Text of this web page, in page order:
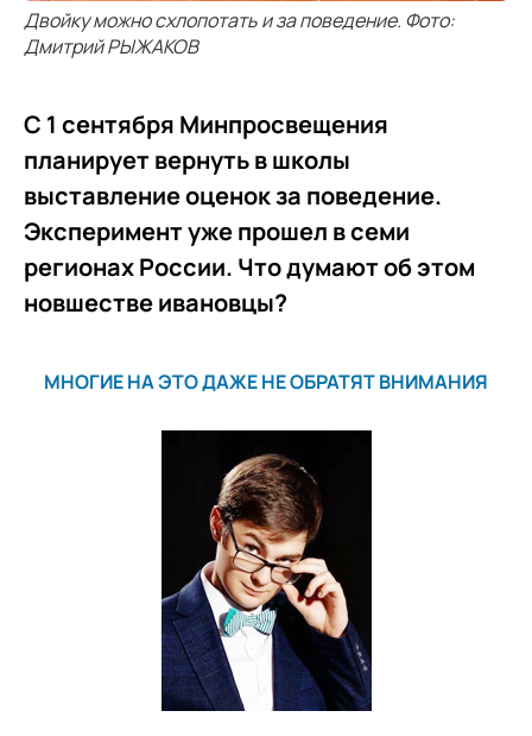
Двойку можно схлопотать и за поведение. Фото:
Дмитрий РЫЖАКОВ
С 1 сентября Минпросвещения
планирует вернуть в школы
выставление оценок за поведение.
Эксперимент уже прошел в семи
регионах России. Что думают об этом
новшестве ивановцы?
МНОГИЕ НА ЭТО ДАЖЕ НЕ ОБРАТЯТ ВНИМАНИЯ